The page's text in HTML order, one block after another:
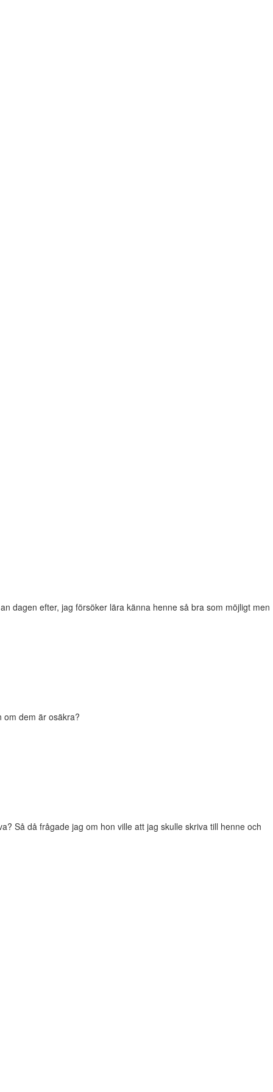
dagen efter, jag försöker lära känna henne så bra som möjligt men
om dem är osäkra?
Så då frågade jag om hon ville att jag skulle skriva till henne och